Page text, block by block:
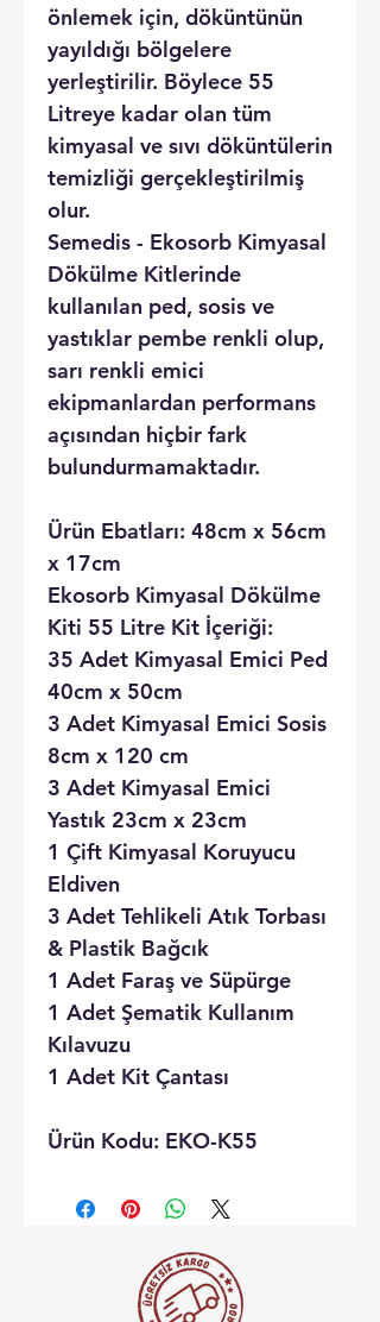
önlemek için, döküntünün
yayıldığı bölgelere
yerleştirilir. Böylece 55
Litreye kadar olan tüm
kimyasal ve sıvı döküntülerin
temizliği gerçekleştirilmiş
olur.
Semedis - Ekosorb Kimyasal
Dökülme Kitlerinde
kullanılan ped, sosis ve
yastıklar pembe renkli olup,
sarı renkli emici
ekipmanlardan performans
açısından hiçbir fark
bulundurmamaktadır.
Ürün Ebatları: 48cm x 56cm
x 17cm
Ekosorb Kimyasal Dökülme
Kiti 55 Litre Kit İçeriği:
35 Adet Kimyasal Emici Ped
40cm x 50cm
3 Adet Kimyasal Emici Sosis
8cm x 120 cm
3 Adet Kimyasal Emici
Yastık 23cm x 23cm
1 Çift Kimyasal Koruyucu
Eldiven
3 Adet Tehlikeli Atık Torbası
& Plastik Bağcık
1 Adet Faraş ve Süpürge
1 Adet Şematik Kullanım
Kılavuzu
1 Adet Kit Çantası
Ürün Kodu: EKO-K55